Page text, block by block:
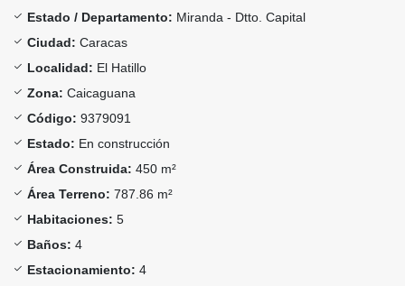
Estado / Departamento: Miranda - Dtto. Capital
Ciudad: Caracas
Localidad: El Hatillo
Zona: Caicaguana
Código: 9379091
Estado: En construcción
Área Construida: 450 m²
Área Terreno: 787.86 m²
Habitaciones: 5
Baños: 4
Estacionamiento: 4